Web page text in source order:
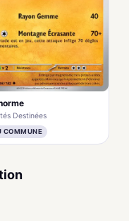
Destinées
COMMUNE